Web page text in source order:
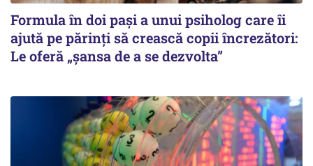
Formula în doi pași a unui psiholog care îi
ajută pe părinți să crească copii încrezători:
Le oferă „șansa de a se dezvolta”